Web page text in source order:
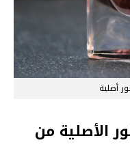
أصلية
الأصلية من